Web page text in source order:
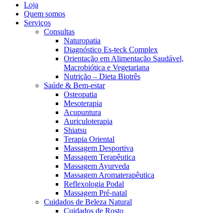
Loja
Quem somos
Serviços
Consultas
Naturopatia
Diagnóstico Es-teck Complex
Orientação em Alimentação Saudável,
Macrobiótica e Vegetariana
Nutrição – Dieta Biotrês
Saúde & Bem-estar
Osteopatia
Mesoterapia
Acupuntura
Auriculoterapia
Shiatsu
Terapia Oriental
Massagem Desportiva
Massagem Terapêutica
Massagem Ayurveda
Massagem Aromaterapêutica
Reflexologia Podal
Massagem Pré-natal
Cuidados de Beleza Natural
Cuidados de Rosto